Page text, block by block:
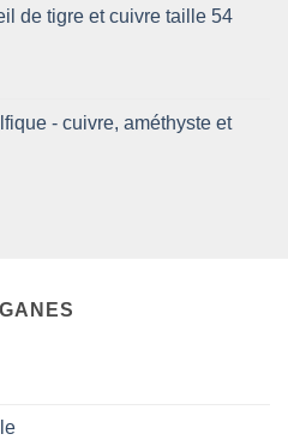
de tigre et cuivre taille 54
- cuivre, améthyste et